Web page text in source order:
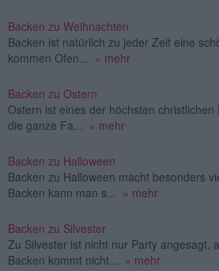
Backen zu Weihnachten
Backen ist natürlich zu jeder Zeit eine
kommen Ofen... » mehr
Backen zu Ostern
Ostern ist eines der höchsten christlichen
die ganze Fa... » mehr
Backen zu Halloween
Backen zu Halloween macht besonders
Backen kann man s... » mehr
Backen zu Silvester
Zu Silvester ist nicht nur Party angesagt,
Backen kommt nicht... » mehr